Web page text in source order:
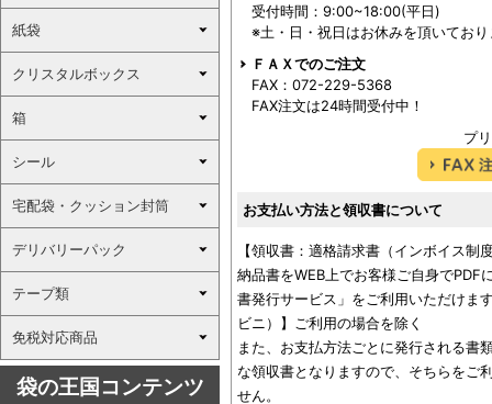
受付時間：9:00~18:00(平日)
※土・日・祝日はお休みを頂いてお
ＦＡＸでのご注文
FAX：072-229-5368
FAX注文は24時間受付中！
プ
お支払い方法と領収書について
【領収書：適格請求書（インボイス制
納品書をWEB上でお客様ご自身でPDF
書発行サービス」をご利用いただけま
ビニ）】ご利用の場合を除く
また、お支払方法ごとに発行される書
な領収書となりますので、そちらをご
せん。
紙袋
クリスタルボックス
箱
シール
宅配袋・クッション封筒
デリバリーパック
テープ類
免税対応商品
袋の王国コンテンツ